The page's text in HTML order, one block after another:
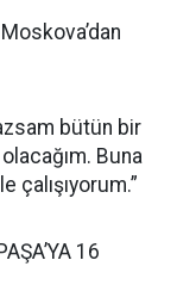
bütün bir
Buna
16